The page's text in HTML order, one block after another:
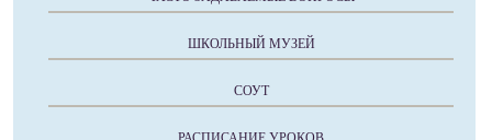
ШКОЛЬНЫЙ МУЗЕЙ
СОУТ